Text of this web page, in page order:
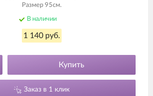
Размер 95см.
В наличии
1 140 руб.
Купить
Заказ в 1 клик